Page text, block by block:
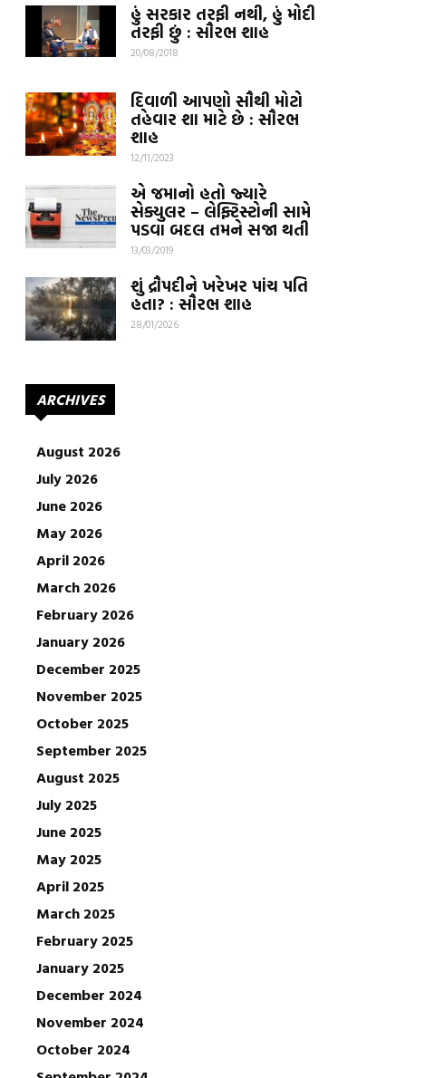
હું સરકાર તરફી નથી, હું મોદી
તરફી છું : સૌરભ શાહ
20/08/2018
દિવાળી આપણો સૌથી મોટો
તહેવાર શા માટે છે : સૌરભ
શાહ
12/11/2023
એ જમાનો હતો જ્યારે
સેક્યુલર – લેફ્ટિસ્ટોની સામે
પડવા બદલ તમને સજા થતી
13/03/2019
શું દ્રૌપદીને ખરેખર પાંચ પતિ
હતા? : સૌરભ શાહ
28/01/2026
ARCHIVES
August 2026
July 2026
June 2026
May 2026
April 2026
March 2026
February 2026
January 2026
December 2025
November 2025
October 2025
September 2025
August 2025
July 2025
June 2025
May 2025
April 2025
March 2025
February 2025
January 2025
December 2024
November 2024
October 2024